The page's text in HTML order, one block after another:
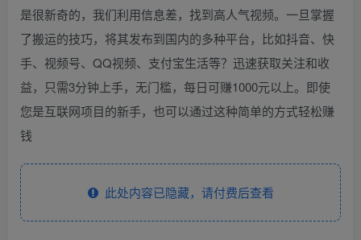
是很新奇的，我们利用信息差，找到高人气视频。一旦掌握
了搬运的技巧，将其发布到国内的多种平台，比如抖音、快
手、视频号、QQ视频、支付宝生活等？迅速获取关注和收
益，只需3分钟上手，无门槛，每日可赚1000元以上。即使
您是互联网项目的新手，也可以通过这种简单的方式轻松赚
钱
此处内容已隐藏，请付费后查看